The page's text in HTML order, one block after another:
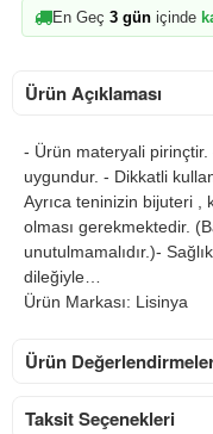
En Geç 3 gün içinde
Ürün Açıklaması
- Ürün materyali
uygundur. - Dikkatli
Ayrıca teninizin bijuteri ,
olması gerekmektedir.
unutulmamalıdır.)-
dileğiyle…
Ürün Markası: Lisinya
Ürün
Taksit Seçenekleri